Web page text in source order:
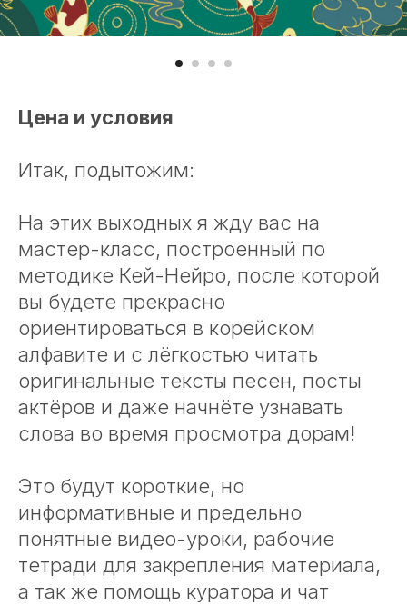
Цена и условия
Итак, подытожим:
На этих выходных я жду вас на
мастер-класс, построенный по
методике Кей-Нейро, после которой
вы будете прекрасно
ориентироваться в корейском
алфавите и с лёгкостью читать
оригинальные тексты песен, посты
актёров и даже начнёте узнавать
слова во время просмотра дорам!
Это будут короткие, но
информативные и предельно
понятные видео-уроки, рабочие
тетради для закрепления материала,
а так же помощь куратора и чат